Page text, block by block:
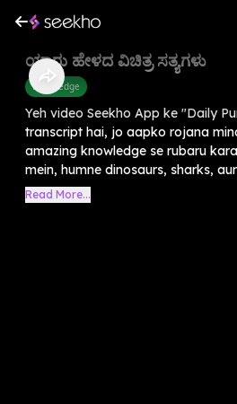
ಯಾರು ಹೇಳದ ವಿಚಿತ್ರ ಸತ್ಯಗಳು
Knowledge
Yeh video Seekho App ke "Daily
transcript hai, jo aapko rojana
amazing knowledge se rubaru
mein, humne dinosaurs, sharks,
Read More...